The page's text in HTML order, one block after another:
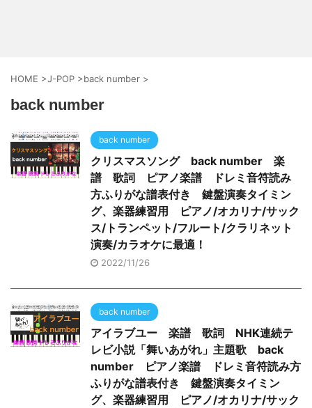
HOME >J-POP >back number >
back number
back number
クリスマスソング back number 楽
譜 歌詞 ピアノ楽譜 ドレミ音符読み
方ふりがな譜表付き 鍵盤演奏タイミン
グ、楽器練習用 ピアノ/オカリナ/サック
ス/トランペット/フルート/クラリネット
演奏/カラオケに最適！
2022/11/26
back number
アイラブユー 楽譜 歌詞 NHK連続テ
レビ小説「舞いあがれ」主題歌 back
number ピアノ楽譜 ドレミ音符読み方
ふりがな譜表付き 鍵盤演奏タイミン
グ、楽器練習用 ピアノ/オカリナ/サック